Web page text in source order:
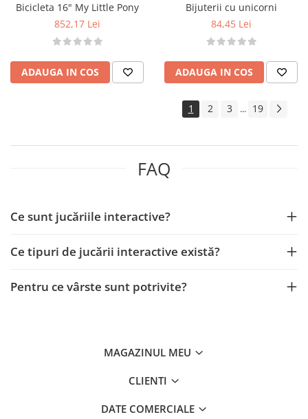
Bicicleta 16" My Little Pony
852,17 Lei
ADAUGA IN COS
Bijuterii cu unicorni
84,45 Lei
ADAUGA IN COS
1 2 3 ... 19
FAQ
Ce sunt jucăriile interactive?
Ce tipuri de jucării interactive există?
Pentru ce vârste sunt potrivite?
MAGAZINUL MEU
CLIENTI
DATE COMERCIALE